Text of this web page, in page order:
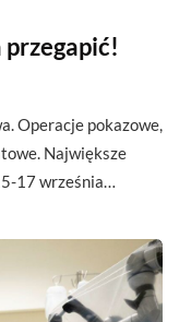
Operacje pokazowe,
Największe
17 września…